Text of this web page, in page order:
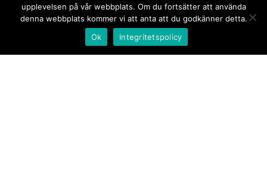
upplevelsen på vår webbplats. Om du fortsätter att använda
denna webbplats kommer vi att anta att du godkänner detta.
Ok
Integritetspolicy